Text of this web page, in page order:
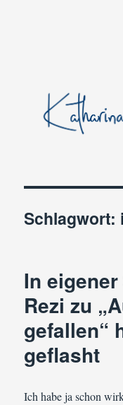
Schlagwort:
In
Rezi zu
gefallen“
geflasht
Ich habe ja schon